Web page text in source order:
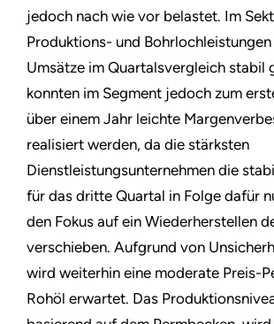
jedoch nach wie vor belastet. Im
Produktions- und
Umsätze im Quartalsvergleich stabil
konnten im Segment jedoch zum
über einem Jahr leichte
realisiert werden, da die stärksten
Dienstleistungsunternehmen die
für das dritte Quartal in Folge dafür
den Fokus auf ein Wiederherstellen
verschieben. Aufgrund von
wird weiterhin eine moderate Preis-
Rohöl erwartet. Das